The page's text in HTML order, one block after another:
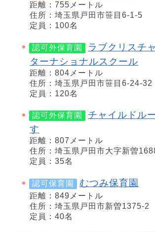
距離：755メートル
住所：埼玉県戸田市笹目6-1-5
定員：100名
認可外保育園
ラブクリスチ
ターナショナルスクール
距離：804メートル
住所：埼玉県戸田市笹目6-24-32
定員：120名
認可外保育園
チャイルドル
す
距離：807メートル
住所：埼玉県戸田市大字新曽
定員：35名
認可保育園 むつみ保育園
距離：849メートル
住所：埼玉県戸田市新曽1375-2
定員：40名